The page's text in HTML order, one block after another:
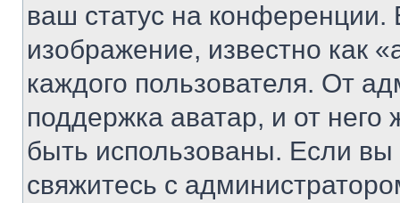
ваш статус на
изображение, известно как
каждого пользователя. От
поддержка аватар, и от него
быть использованы. Если
свяжитесь с